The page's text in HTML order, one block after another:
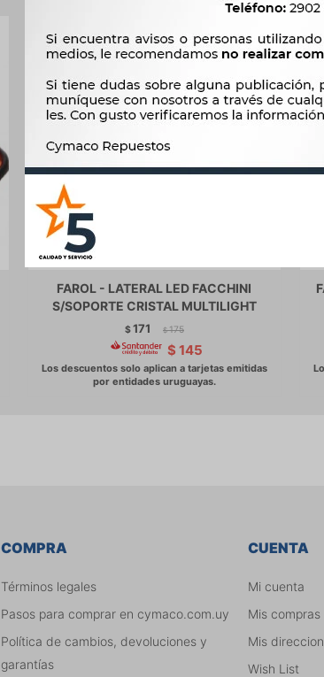
FAROL - LATERAL LED FACCHINI
S/SOPORTE CRISTAL MULTILIGHT
$171 $ 175
$ 145
COMPRA
Términos legales
Pasos para comprar en cymaco.com.uy
Política de cambios, devoluciones y
garantías
CUENTA
Mi cuenta
Mis compras
Mis
Wish List